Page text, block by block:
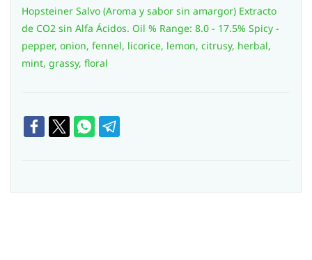
Hopsteiner Salvo (Aroma y sabor sin amargor) Extracto
de CO2 sin Alfa Ácidos. Oil % Range: 8.0 - 17.5% Spicy -
pepper, onion, fennel, licorice, lemon, citrusy, herbal,
mint, grassy, floral